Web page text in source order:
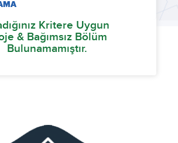
Kritere Uygun
& Bağımsız Bölüm
Bulunamamıştır.